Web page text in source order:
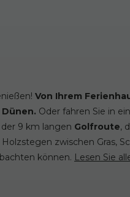
Von Ihrem
Oder fahren Sie in
9 km langen Golfroute,
zwischen Gras,
können. Lesen Sie